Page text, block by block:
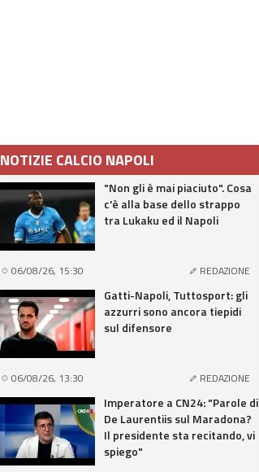
NOTIZIE CALCIO NAPOLI
"Non gli è mai piaciuto". Cosa
c'è alla base dello strappo
tra Lukaku ed il Napoli
06/08/26, 15:30 REDAZIONE
Gatti-Napoli, Tuttosport: gli
azzurri sono ancora tiepidi
sul difensore
06/08/26, 13:30 REDAZIONE
Imperatore a CN24: "Parole di
De Laurentiis sul Maradona?
Il presidente sta recitando, vi
spiego"